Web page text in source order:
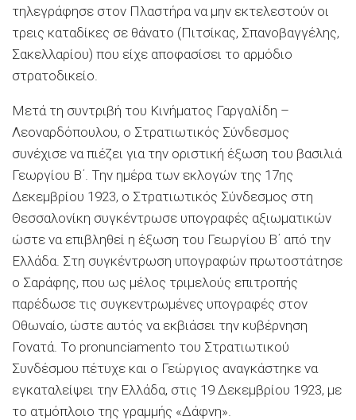
τηλεγράφησε στον Πλαστήρα να μην εκτελεστούν οι
τρεις καταδίκες σε θάνατο (Πιτσίκας, Σπανοβαγγέλης,
Σακελλαρίου) που είχε αποφασίσει το αρμόδιο
στρατοδικείο.
Μετά τη συντριβή του Κινήματος Γαργαλίδη –
Λεοναρδόπουλου, ο Στρατιωτικός Σύνδεσμος
συνέχισε να πιέζει για την οριστική έξωση του βασιλιά
Γεωργίου Β΄. Την ημέρα των εκλογών της 17ης
∆εκεμβρίου 1923, ο Στρατιωτικός Σύνδεσμος στη
Θεσσαλονίκη συγκέντρωσε υπογραφές αξιωματικών
ώστε να επιβληθεί η έξωση του Γεωργίου Β΄ από την
Ελλάδα. Στη συγκέντρωση υπογραφών πρωτοστάτησε
ο Σαράφης, που ως μέλος τριμελούς επιτροπής
παρέδωσε τις συγκεντρωμένες υπογραφές στον
Οθωναίο, ώστε αυτός να εκβιάσει την κυβέρνηση
Γονατά. Το pronunciamento του Στρατιωτικού
Συνδέσμου πέτυχε και ο Γεώργιος αναγκάστηκε να
εγκαταλείψει την Ελλάδα, στις 19 ∆εκεμβρίου 1923, με
το ατμόπλοιο της γραμμής «∆άφνη».